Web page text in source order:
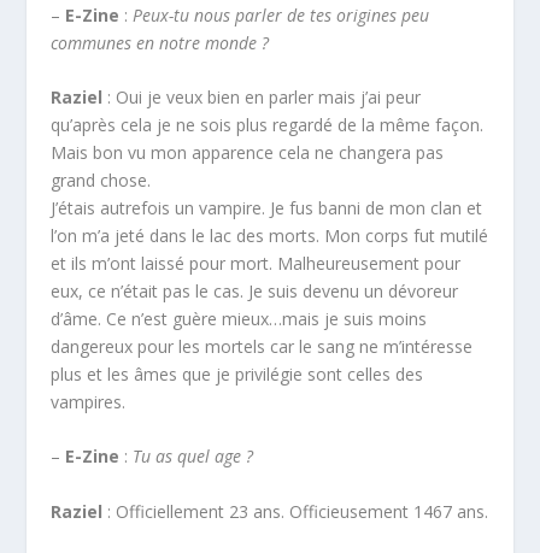
– E-Zine : Peux-tu nous parler de tes origines peu
communes en notre monde ?
Raziel : Oui je veux bien en parler mais j’ai peur
qu’après cela je ne sois plus regardé de la même façon.
Mais bon vu mon apparence cela ne changera pas
grand chose.
J’étais autrefois un vampire. Je fus banni de mon clan et
l’on m’a jeté dans le lac des morts. Mon corps fut mutilé
et ils m’ont laissé pour mort. Malheureusement pour
eux, ce n’était pas le cas. Je suis devenu un dévoreur
d’âme. Ce n’est guère mieux…mais je suis moins
dangereux pour les mortels car le sang ne m’intéresse
plus et les âmes que je privilégie sont celles des
vampires.
– E-Zine : Tu as quel age ?
Raziel : Officiellement 23 ans. Officieusement 1467 ans.